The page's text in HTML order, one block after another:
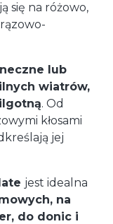
się na różowo,
lub
wiatrów,
. Od
kłosami
jej
jest idealna
na
do donic i